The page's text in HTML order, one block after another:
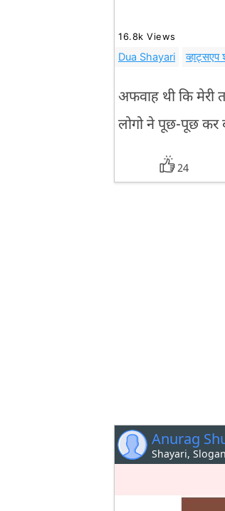
16.8k Views
Dua Shayari व्हाट्सएप
अफवाह थी कि मेरी
लोगो ने पूछ-पूछ कर
24
Anurag
Shayari,